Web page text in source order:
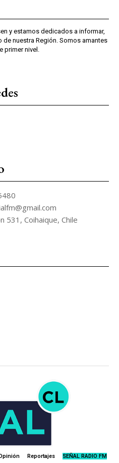
y estamos dedicados a informar,
de nuestra Región. Somos amantes
nivel.
531, Coihaique, Chile
Reportajes SEÑAL RADIO FM